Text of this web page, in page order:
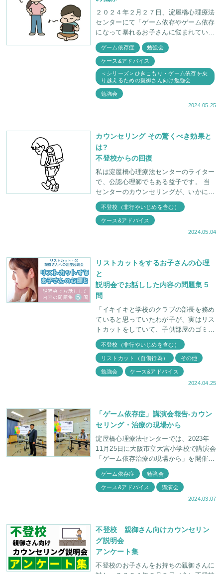
２０２４年２月２７日、淀屋橋心理療法
センターにて「ゲーム依存やゲーム依存
になって暴れるお子さんに悩まれている
親御さん向け治療説明会」が開催されま
した。今回の説明会は、定番の「ケース
紹介」や「所長のQ&
ゲーム依存症 勉強会
ケース&アドバイス
＜シリーズ＞ひきこもり・ゲーム依存を乗
り越えるための親御さん向け勉強会
勉強会
2024.05.25
カウンセリング その驚くべき効果と
は?
不登校からの回復
私は淀屋橋心理療法センターのライター
で、公認心理師でもある益子です。 当
センターのカウンセリングが、いかに驚
異的な効果を上げるか。親御さんへのカ
ウンセリングによってお子さんがどのよ
うに変化したか
不登校（非行やいじめを含む）
ケース&アドバイス
2024.05.04
リストカットをするお子さんの心理
と
説明会でお話しした内容の問題集５
問
「イキイキと学校のクラブの部長を務め
ていると思っていたわが子が、実はリス
トカットをしていて、子供部屋のゴミ箱
に、血の付いたティッシュが捨ててある
のを見つけてしまった。」「学校の先生
から、あなたのお子さ
不登校（非行やいじめを含む）
リストカット（自傷行為） その他
勉強会
ケース&アドバイス
2024.04.25
「ゲーム依存症」講演会報告-カウン
セリング・治療の現場から
淀屋橋心理療法センターでは、2023年
11月25日に大阪市立大宮小学校で講演会
「ゲーム依存治療の現場から」を開催し
ました。参観日の昼休みに行われ、約40
名の父兄にご参加いただきました。 こ
の記事
ゲーム依存症 勉強会
ケース&アドバイス
講演会
2024.03.07
不登校 親御さん向けカウンセリン
グ説明会
アンケート集
不登校のお子さんをお持ちの親御さんに